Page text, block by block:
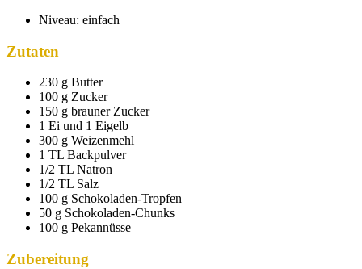
Niveau: einfach
Zutaten
230 g Butter
100 g Zucker
150 g brauner Zucker
1 Ei und 1 Eigelb
300 g Weizenmehl
1 TL Backpulver
1/2 TL Natron
1/2 TL Salz
100 g Schokoladen-Tropfen
50 g Schokoladen-Chunks
100 g Pekannüsse
Zubereitung